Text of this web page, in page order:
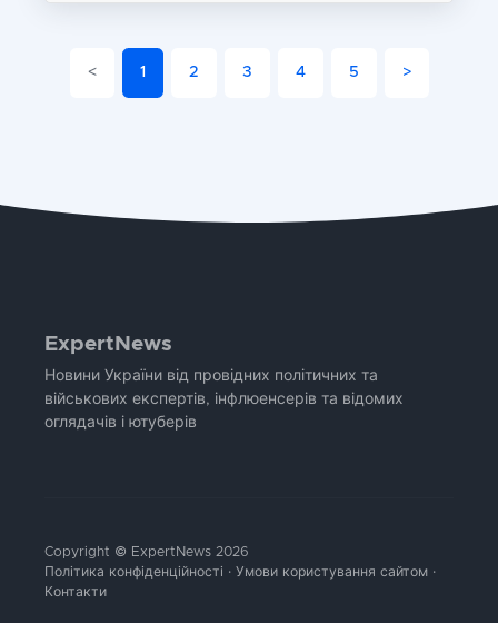
< 1 2 3 4 5 >
ExpertNews
Новини України від провідних політичних та
військових експертів, інфлюенсерів та відомих
оглядачів і ютуберів
Copyright © ExpertNews 2026
Політика конфіденційності · Умови користування сайтом ·
Контакти